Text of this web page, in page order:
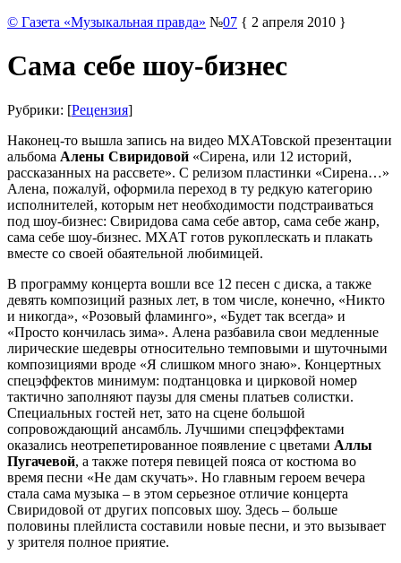
© Газета «Музыкальная правда» №07 { 2 апреля 2010 }
Сама себе шоу-бизнес
Рубрики: [Рецензия]
Наконец-то вышла запись на видео МХАТовской презентации
альбома Алены Свиридовой «Сирена, или 12 историй,
рассказанных на рассвете». С релизом пластинки «Сирена…»
Алена, пожалуй, оформила переход в ту редкую категорию
исполнителей, которым нет необходимости подстраиваться
под шоу-бизнес: Свиридова сама себе автор, сама себе жанр,
сама себе шоу-бизнес. МХАТ готов рукоплескать и плакать
вместе со своей обаятельной любимицей.
В программу концерта вошли все 12 песен с диска, а также
девять композиций разных лет, в том числе, конечно, «Никто
и никогда», «Розовый фламинго», «Будет так всегда» и
«Просто кончилась зима». Алена разбавила свои медленные
лирические шедевры относительно темповыми и шуточными
композициями вроде «Я слишком много знаю». Концертных
спецэффектов минимум: подтанцовка и цирковой номер
тактично заполняют паузы для смены платьев солистки.
Специальных гостей нет, зато на сцене большой
сопровождающий ансамбль. Лучшими спецэффектами
оказались неотрепетированное появление с цветами Аллы
Пугачевой, а также потеря певицей пояса от костюма во
время песни «Не дам скучать». Но главным героем вечера
стала сама музыка – в этом серьезное отличие концерта
Свиридовой от других попсовых шоу. Здесь – больше
половины плейлиста составили новые песни, и это вызывает
у зрителя полное приятие.